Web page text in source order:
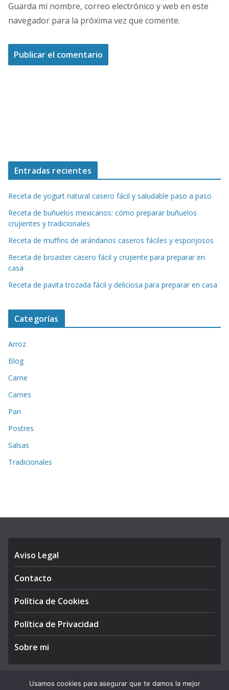
Guarda mi nombre, correo electrónico y web en este
navegador para la próxima vez que comente.
Entradas recientes
Receta de yogurt natural casero fácil y saludable paso a paso
Receta de buñuelos mexicanos: cómo preparar buñuelos
crujientes y tradicionales
Receta de muffins de arándanos caseros fáciles y esponjosos
Receta de broaster casero fácil y crujiente para preparar en
casa
Receta de pavita trozada fácil y deliciosa para preparar en casa
Categorías
Arroz
Blog
Carne
Carnes
Pan
Postres
Salsas
Tradicionales
Aviso Legal
Contacto
Política de Cookies
Política de Privacidad
Sobre mi
Usamos cookies para asegurar que te damos la mejor